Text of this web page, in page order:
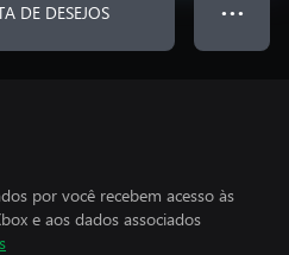
DE DESEJOS ● ● ●
por você recebem acesso às
e aos dados associados